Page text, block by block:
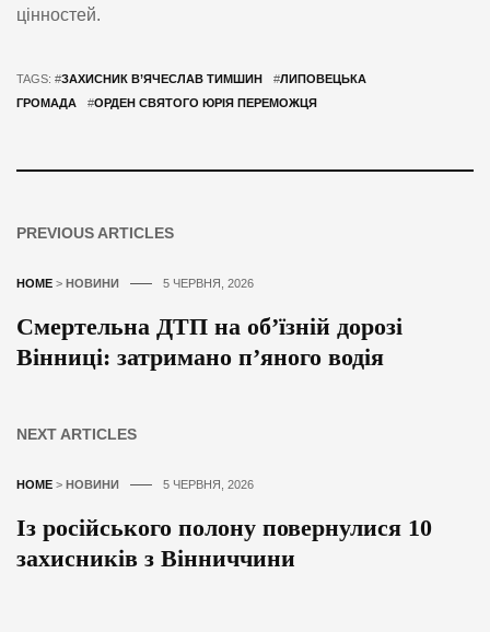
цінностей.
TAGS: #ЗАХИСНИК В’ЯЧЕСЛАВ ТИМШИН #ЛИПОВЕЦЬКА
ГРОМАДА
#ОРДЕН СВЯТОГО ЮРІЯ ПЕРЕМОЖЦЯ
PREVIOUS ARTICLES
HOME > НОВИНИ 5 ЧЕРВНЯ, 2026
Смертельна ДТП на об’їзній дорозі
Вінниці: затримано п’яного водія
NEXT ARTICLES
HOME > НОВИНИ 5 ЧЕРВНЯ, 2026
Із російського полону повернулися 10
захисників з Вінниччини